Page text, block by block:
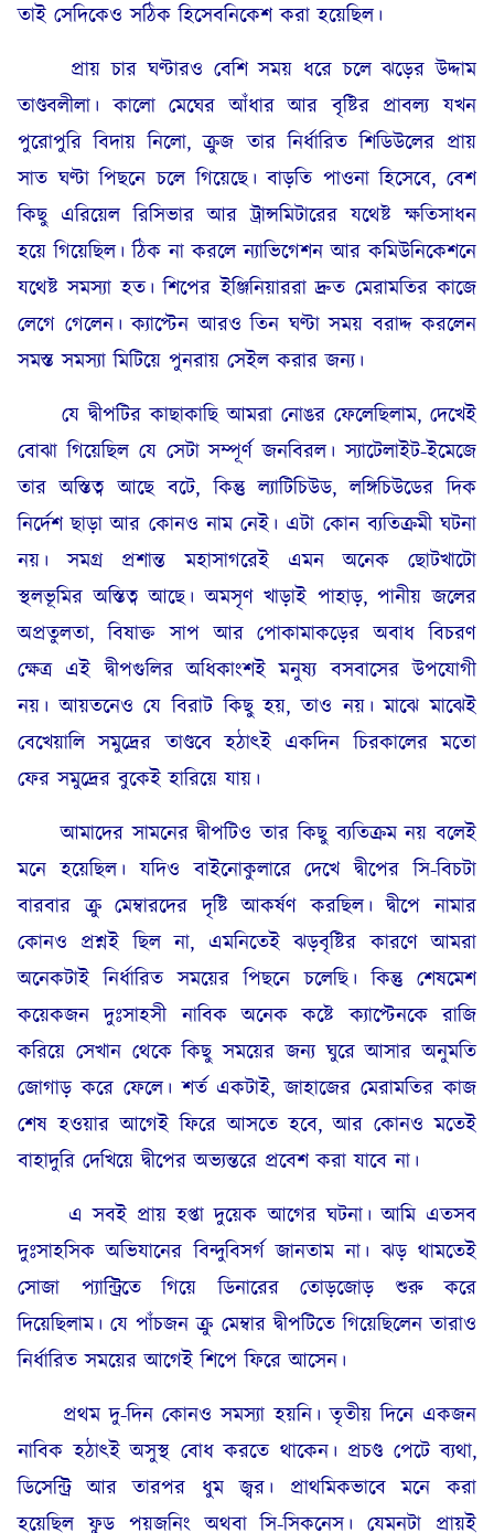
তাই সেদিকেও সঠিক হিসেবনিকেশ করা হয়েছিল।
প্রায় চার ঘণ্টারও বেশি সময় ধরে চলে ঝড়ের উদ্দাম
তাণ্ডবলীলা। কালো মেঘের আঁধার আর বৃষ্টির প্রাবল্য যখন
পুরোপুরি বিদায় নিলো, ক্রুজ তার নির্ধারিত শিডিউলের প্রায়
সাত ঘণ্টা পিছনে চলে গিয়েছে। বাড়তি পাওনা হিসেবে, বেশ
কিছু এরিয়েল রিসিভার আর ট্রান্সমিটারের যথেষ্ট ক্ষতিসাধন
হয়ে গিয়েছিল। ঠিক না করলে ন্যাভিগেশন আর কমিউনিকেশনে
যথেষ্ট সমস্যা হত। শিপের ইঞ্জিনিয়াররা দ্রুত মেরামতির কাজে
লেগে গেলেন। ক্যাপ্টেন আরও তিন ঘণ্টা সময় বরাদ্দ করলেন
সমস্ত সমস্যা মিটিয়ে পুনরায় সেইল করার জন্য।
যে দ্বীপটির কাছাকাছি আমরা নোঙর ফেলেছিলাম, দেখেই
বোঝা গিয়েছিল যে সেটা সম্পূর্ণ জনবিরল। স্যাটেলাইট-ইমেজে
তার অস্তিত্ব আছে বটে, কিন্তু ল্যাটিচিউড, লঙ্গিচিউডের দিক
নির্দেশ ছাড়া আর কোনও নাম নেই। এটা কোন ব্যতিক্রমী ঘটনা
নয়। সমগ্র প্রশান্ত মহাসাগরেই এমন অনেক ছোটখাটো
স্থলভূমির অস্তিত্ব আছে। অমসৃণ খাড়াই পাহাড়, পানীয় জলের
অপ্রতুলতা, বিষাক্ত সাপ আর পোকামাকড়ের অবাধ বিচরণ
ক্ষেত্র এই দ্বীপগুলির অধিকাংশই মনুষ্য বসবাসের উপযোগী
নয়। আয়তনেও যে বিরাট কিছু হয়, তাও নয়। মাঝে মাঝেই
বেখেয়ালি সমুদ্রের তাণ্ডবে হঠাৎই একদিন চিরকালের মতো
ফের সমুদ্রের বুকেই হারিয়ে যায়।
আমাদের সামনের দ্বীপটিও তার কিছু ব্যতিক্রম নয় বলেই
মনে হয়েছিল। যদিও বাইনোকুলারে দেখে দ্বীপের সি-বিচটা
বারবার ক্রু মেম্বারদের দৃষ্টি আকর্ষণ করছিল। দ্বীপে নামার
কোনও প্রশ্নই ছিল না, এমনিতেই ঝড়বৃষ্টির কারণে আমরা
অনেকটাই নির্ধারিত সময়ের পিছনে চলেছি। কিন্তু শেষমেশ
কয়েকজন দুঃসাহসী নাবিক অনেক কষ্টে ক্যাপ্টেনকে রাজি
করিয়ে সেখান থেকে কিছু সময়ের জন্য ঘুরে আসার অনুমতি
জোগাড় করে ফেলে। শর্ত একটাই, জাহাজের মেরামতির কাজ
শেষ হওয়ার আগেই ফিরে আসতে হবে, আর কোনও মতেই
বাহাদুরি দেখিয়ে দ্বীপের অভ্যন্তরে প্রবেশ করা যাবে না।
এ সবই প্রায় হপ্তা দুয়েক আগের ঘটনা। আমি এতসব
দুঃসাহসিক অভিযানের বিন্দুবিসর্গ জানতাম না। ঝড় থামতেই
সোজা প্যান্ট্রিতে গিয়ে ডিনারের তোড়জোড় শুরু করে
দিয়েছিলাম। যে পাঁচজন ক্রু মেম্বার দ্বীপটিতে গিয়েছিলেন তারাও
নির্ধারিত সময়ের আগেই শিপে ফিরে আসেন।
প্রথম দু-দিন কোনও সমস্যা হয়নি। তৃতীয় দিনে একজন
নাবিক হঠাৎই অসুস্থ বোধ করতে থাকেন। প্রচণ্ড পেটে ব্যথা,
ডিসেন্ট্রি আর তারপর ধুম জ্বর। প্রাথমিকভাবে মনে করা
হয়েছিল ফুড পয়জনিং অথবা সি-সিকনেস। যেমনটা প্রায়ই